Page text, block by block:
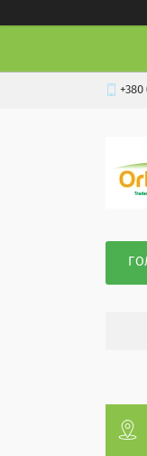
+380